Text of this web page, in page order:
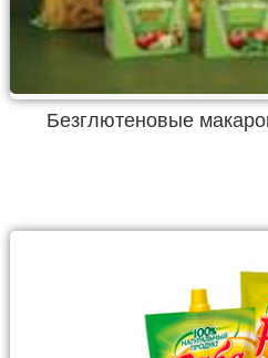
Безглютеновые